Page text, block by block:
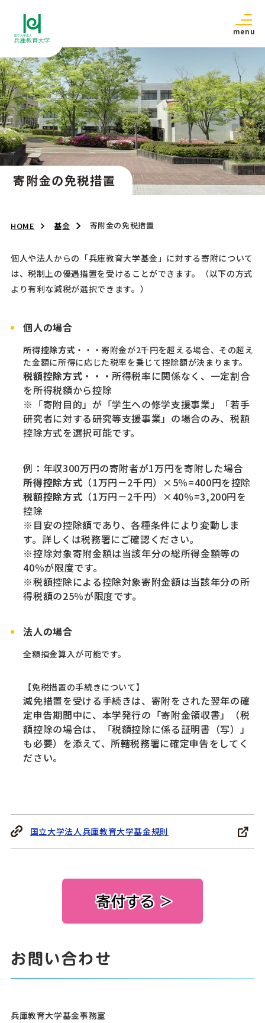
menu
寄附金の免税措置
HOME 基金 寄附金の免税措置
個人や法人からの「兵庫教育大学基金」に対する寄附について
は、税制上の優遇措置を受けることができます。（以下の方式
より有利な減税が選択できます。）
個人の場合
所得控除方式 ・・・寄附金が2千円を超える場合、その超え
た金額に所得に応じた税率を乗じて控除額が決まります。
税額控除方式 ・・・所得税率に関係なく、一定割合
を所得税額から控除
※「寄附目的」が「学生への修学支援事業」「若手
研究者に対する研究等支援事業」の場合のみ、税額
控除方式を選択可能です。
例：年収300万円の寄附者が1万円を寄附した場合
所得控除方式 （1万円－2千円）×5％=400円を控除
税額控除方式 （1万円－2千円）×40％=3,200円を
控除
※目安の控除額であり、各種条件により変動しま
す。詳しくは税務署にご確認ください。
※控除対象寄附金額は当該年分の総所得金額等の
40％が限度です。
※税額控除による控除対象寄附金額は当該年分の所
得税額の25％が限度です。
法人の場合
全額損金算入が可能です。
【免税措置の手続きについて】
減免措置を受ける手続きは、寄附をされた翌年の確
定申告期間中に、本学発行の「寄附金領収書」（税
額控除の場合は、「税額控除に係る証明書（写）」
も必要）を添えて、所轄税務署に確定申告をしてく
ださい。
国立大学法人兵庫教育大学基金規則
お問い合わせ
兵庫教育大学基金事務室